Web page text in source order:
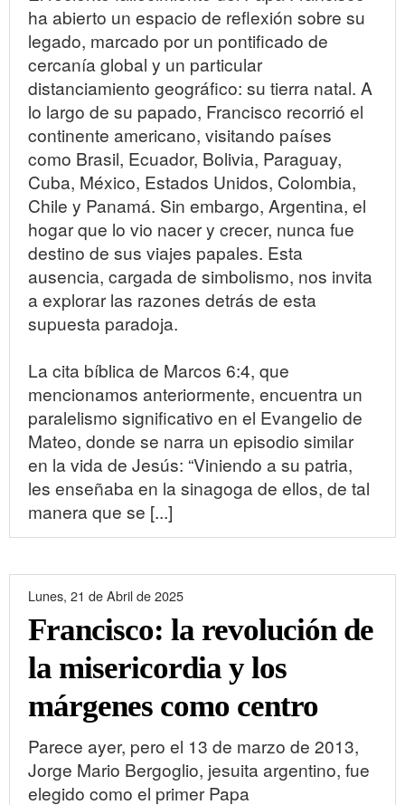
ha abierto un espacio de reflexión sobre su
legado, marcado por un pontificado de
cercanía global y un particular
distanciamiento geográfico: su tierra natal. A
lo largo de su papado, Francisco recorrió el
continente americano, visitando países
como Brasil, Ecuador, Bolivia, Paraguay,
Cuba, México, Estados Unidos, Colombia,
Chile y Panamá. Sin embargo, Argentina, el
hogar que lo vio nacer y crecer, nunca fue
destino de sus viajes papales. Esta
ausencia, cargada de simbolismo, nos invita
a explorar las razones detrás de esta
supuesta paradoja.
La cita bíblica de Marcos 6:4, que
mencionamos anteriormente, encuentra un
paralelismo significativo en el Evangelio de
Mateo, donde se narra un episodio similar
en la vida de Jesús: “Viniendo a su patria,
les enseñaba en la sinagoga de ellos, de tal
manera que se [...]
Lunes, 21 de Abril de 2025
Francisco: la revolución de
la misericordia y los
márgenes como centro
Parece ayer, pero el 13 de marzo de 2013,
Jorge Mario Bergoglio, jesuita argentino, fue
elegido como el primer Papa